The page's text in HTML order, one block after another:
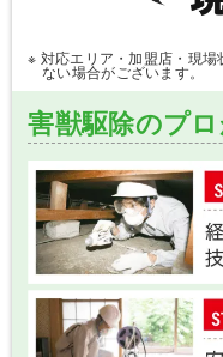
※ 対応エリア・加盟店・現
ない場合がございます。
害獣駆除のプ